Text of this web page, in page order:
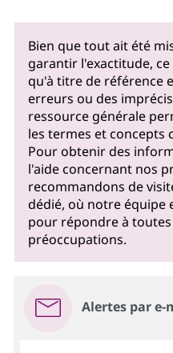
Bien que tout ait été
garantir l'exactitude,
qu'à titre de référence
erreurs ou des
ressource générale
les termes et concepts
Pour obtenir des
l'aide concernant nos
recommandons de
dédié, où notre équipe
pour répondre à
préoccupations.
Alertes par e-